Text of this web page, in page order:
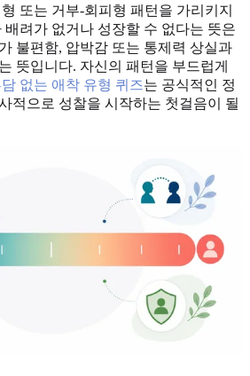
또는 거부-회피형 패턴을 가리키지
배려가 없거나 성장할 수 없다는 뜻은
불편함, 압박감 또는 통제력 상실과
뜻입니다. 자신의 패턴을 부드럽게
없는 애착 유형 퀴즈는 공식적인 정
적으로 성찰을 시작하는 첫걸음이 될